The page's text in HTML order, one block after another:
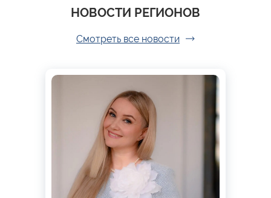
НОВОСТИ РЕГИОНОВ
Смотреть все новости